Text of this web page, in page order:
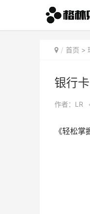
首页 >
银行
作者：LR
《轻松掌